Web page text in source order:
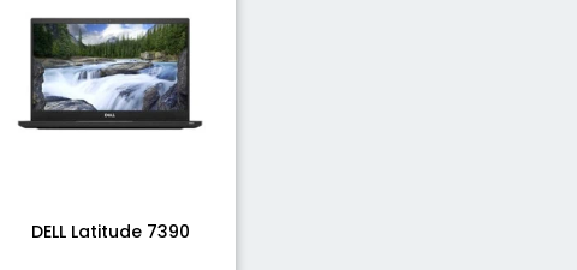
DELL Latitude 7390